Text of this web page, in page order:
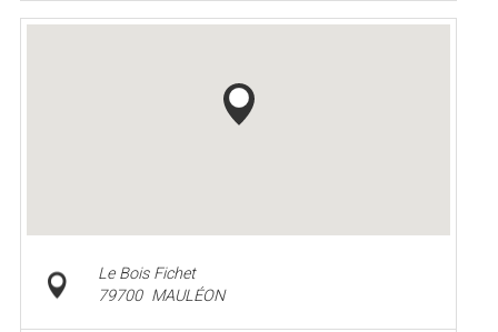
Le Bois Fichet
79700 MAULÉON